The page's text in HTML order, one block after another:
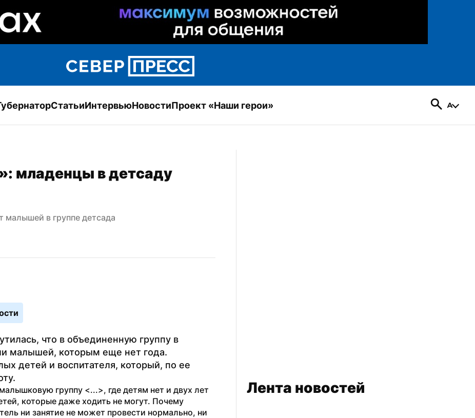
СтатьиИнтервьюНовостиПроект «Наши герои»
младенцы в детсаду
малышей в группе детсада
что в объединенную группу в
малышей, которым еще нет года.
детей и воспитателя, который, по ее
группу <...>, где детям нет и двух лет
которые даже ходить не могут. Почему
ни занятие не может провести нормально, ни
Лента новостей